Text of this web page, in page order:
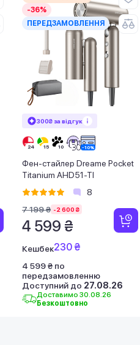
-36%
ПЕРЕДЗАМОВЛЕННЯ
300₴ за відгук
Фен-стайлер Dreame Pocket
Titanium AHD51-TI
8
7 199 ₴ -2 600 ₴
4 599 ₴
Кешбек230 ₴
4 599 ₴ по
передзамовленню
Доступний до 27.08.26
Доставимо 30.08.26
Безкоштовно